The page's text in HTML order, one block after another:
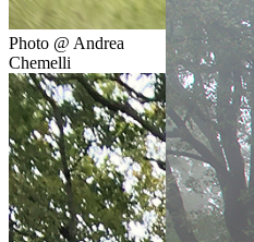
Photo @ Andrea
Chemelli